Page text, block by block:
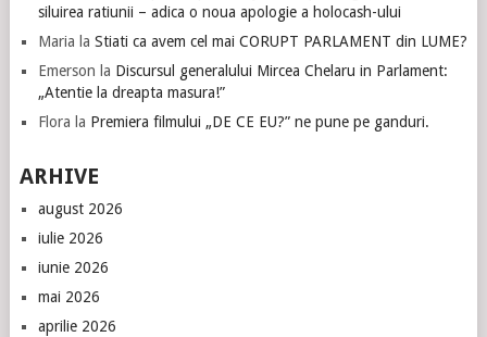
siluirea ratiunii – adica o noua apologie a holocash-ului
Maria la Stiati ca avem cel mai CORUPT PARLAMENT din LUME?
Emerson la Discursul generalului Mircea Chelaru in Parlament:
„Atentie la dreapta masura!”
Flora la Premiera filmului „DE CE EU?” ne pune pe ganduri.
ARHIVE
august 2026
iulie 2026
iunie 2026
mai 2026
aprilie 2026